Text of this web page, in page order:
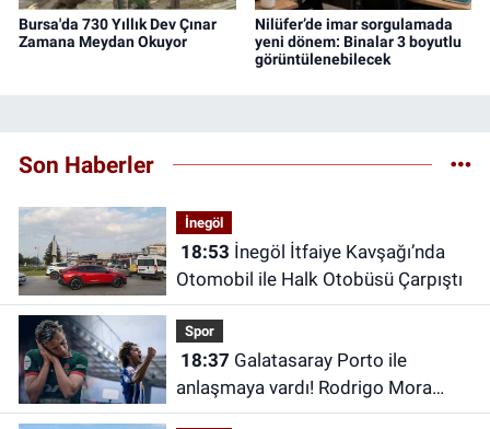
Bursa'da 730 Yıllık Dev Çınar
Zamana Meydan Okuyor
Nilüfer’de imar sorgulamada
yeni dönem: Binalar 3 boyutlu
görüntülenebilecek
Son Haberler
İnegöl
18:53
Otomobil ile Halk Otobüsü Çarpıştı
Spor
18:37
anlaşmaya vardı! Rodrigo Mora
transferi canlı yayında açıklandı